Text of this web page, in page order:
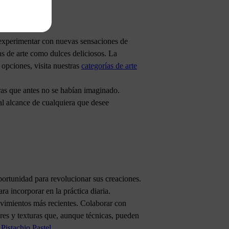
con nuevas sensaciones de
de arte como dulces deliciosos. La
visita nuestras categorías de arte
que antes no se habían imaginado.
alcance de cualquiera que desee
para revolucionar sus creaciones.
incorporar en la práctica diaria.
más recientes. Colaborar con
y texturas que, aunque técnicas, pueden